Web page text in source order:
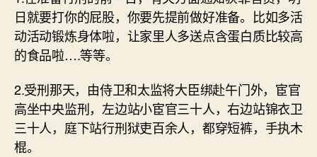
日就要打你的屁股，你要先提前做好准备。比如多活
动活动锻炼身体啦，让家里人多送点含蛋白质比较高
的食品啦….等等。
2.受刑那天，由侍卫和太监将大臣绑赴午门外，宦官
高坐中央监刑，左边站小宦官三十人，右边站锦衣卫
三十人，庭下站行刑狱吏百余人，都穿短裤，手执木
棍。